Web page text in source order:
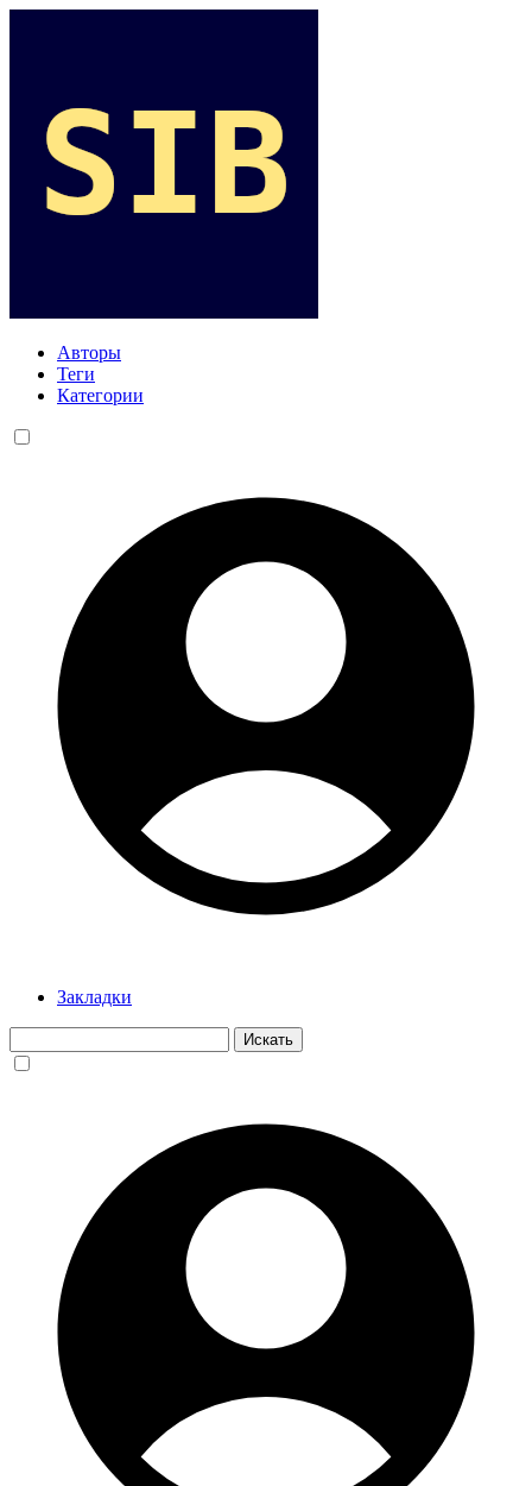
Авторы
Теги
Категории
Закладки